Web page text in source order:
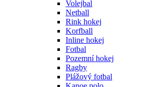
Volejbal
Netball
Rink hokej
Korfball
Inline hokej
Fotbal
Pozemní hokej
Ragby
Plážový fotbal